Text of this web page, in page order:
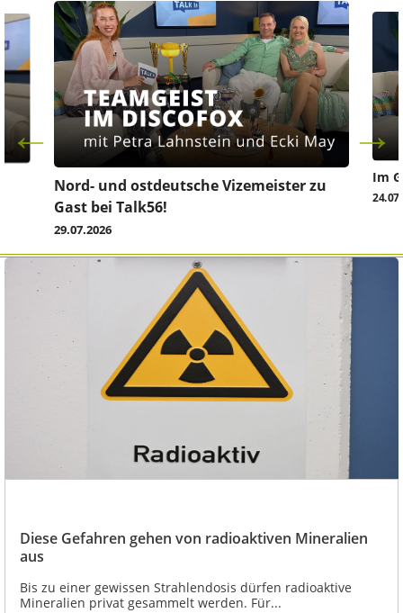
Nord- und ostdeutsche Vizemeister zu
Gast bei Talk56!
29.07.2026
Im
Diese Gefahren gehen von radioaktiven Mineralien
aus
Bis zu einer gewissen Strahlendosis dürfen radioaktive
Mineralien privat gesammelt werden. Für...